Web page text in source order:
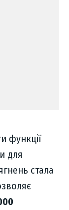
функції
для
стала